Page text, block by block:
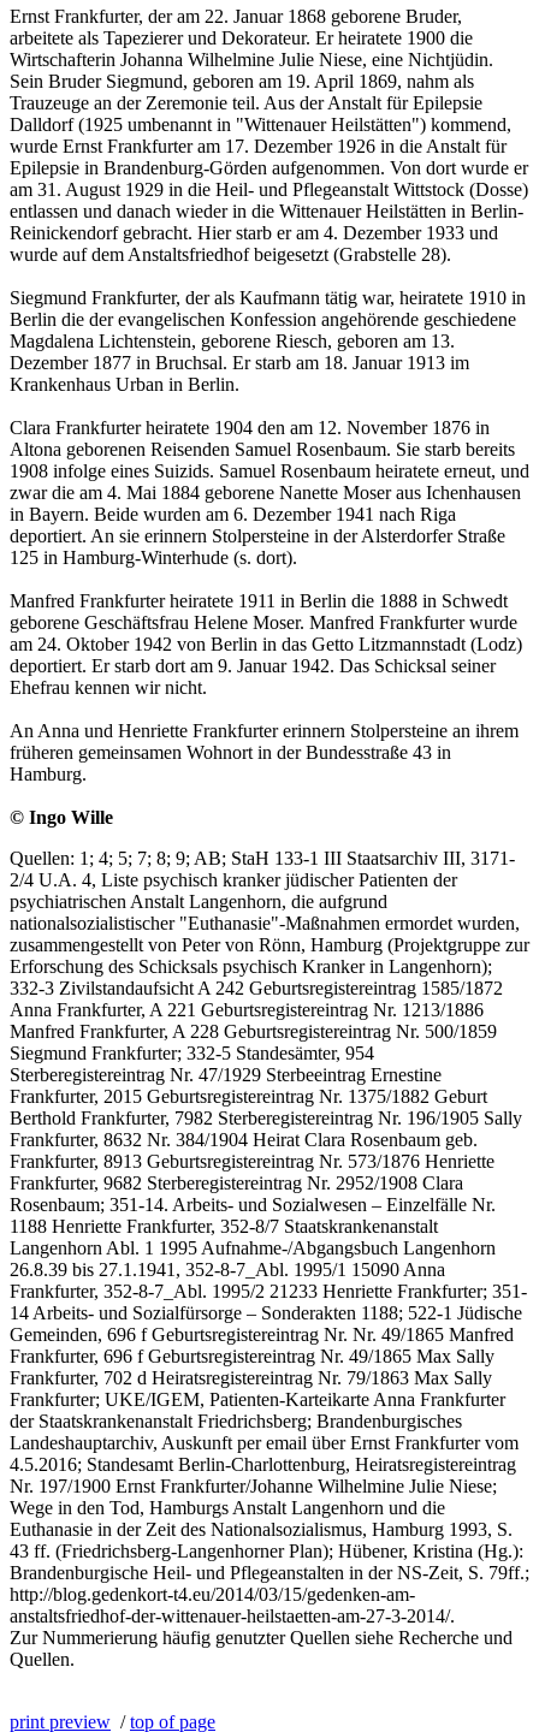
Ernst Frankfurter, der am 22. Januar 1868 geborene Bruder,
arbeitete als Tapezierer und Dekorateur. Er heiratete 1900 die
Wirtschafterin Johanna Wilhelmine Julie Niese, eine Nichtjüdin.
Sein Bruder Siegmund, geboren am 19. April 1869, nahm als
Trauzeuge an der Zeremonie teil. Aus der Anstalt für Epilepsie
Dalldorf (1925 umbenannt in "Wittenauer Heilstätten") kommend,
wurde Ernst Frankfurter am 17. Dezember 1926 in die Anstalt für
Epilepsie in Brandenburg-Görden aufgenommen. Von dort wurde er
am 31. August 1929 in die Heil- und Pflegeanstalt Wittstock (Dosse)
entlassen und danach wieder in die Wittenauer Heilstätten in Berlin-
Reinickendorf gebracht. Hier starb er am 4. Dezember 1933 und
wurde auf dem Anstaltsfriedhof beigesetzt (Grabstelle 28).
Siegmund Frankfurter, der als Kaufmann tätig war, heiratete 1910 in
Berlin die der evangelischen Konfession angehörende geschiedene
Magdalena Lichtenstein, geborene Riesch, geboren am 13.
Dezember 1877 in Bruchsal. Er starb am 18. Januar 1913 im
Krankenhaus Urban in Berlin.
Clara Frankfurter heiratete 1904 den am 12. November 1876 in
Altona geborenen Reisenden Samuel Rosenbaum. Sie starb bereits
1908 infolge eines Suizids. Samuel Rosenbaum heiratete erneut, und
zwar die am 4. Mai 1884 geborene Nanette Moser aus Ichenhausen
in Bayern. Beide wurden am 6. Dezember 1941 nach Riga
deportiert. An sie erinnern Stolpersteine in der Alsterdorfer Straße
125 in Hamburg-Winterhude (s. dort).
Manfred Frankfurter heiratete 1911 in Berlin die 1888 in Schwedt
geborene Geschäftsfrau Helene Moser. Manfred Frankfurter wurde
am 24. Oktober 1942 von Berlin in das Getto Litzmannstadt (Lodz)
deportiert. Er starb dort am 9. Januar 1942. Das Schicksal seiner
Ehefrau kennen wir nicht.
An Anna und Henriette Frankfurter erinnern Stolpersteine an ihrem
früheren gemeinsamen Wohnort in der Bundesstraße 43 in
Hamburg.
© Ingo Wille
Quellen: 1; 4; 5; 7; 8; 9; AB; StaH 133-1 III Staatsarchiv III, 3171-
2/4 U.A. 4, Liste psychisch kranker jüdischer Patienten der
psychiatrischen Anstalt Langenhorn, die aufgrund
nationalsozialistischer "Euthanasie"-Maßnahmen ermordet wurden,
zusammengestellt von Peter von Rönn, Hamburg (Projektgruppe zur
Erforschung des Schicksals psychisch Kranker in Langenhorn);
332-3 Zivilstandaufsicht A 242 Geburtsregistereintrag 1585/1872
Anna Frankfurter, A 221 Geburtsregistereintrag Nr. 1213/1886
Manfred Frankfurter, A 228 Geburtsregistereintrag Nr. 500/1859
Siegmund Frankfurter; 332-5 Standesämter, 954
Sterberegistereintrag Nr. 47/1929 Sterbeeintrag Ernestine
Frankfurter, 2015 Geburtsregistereintrag Nr. 1375/1882 Geburt
Berthold Frankfurter, 7982 Sterberegistereintrag Nr. 196/1905 Sally
Frankfurter, 8632 Nr. 384/1904 Heirat Clara Rosenbaum geb.
Frankfurter, 8913 Geburtsregistereintrag Nr. 573/1876 Henriette
Frankfurter, 9682 Sterberegistereintrag Nr. 2952/1908 Clara
Rosenbaum; 351-14. Arbeits- und Sozialwesen – Einzelfälle Nr.
1188 Henriette Frankfurter, 352-8/7 Staatskrankenanstalt
Langenhorn Abl. 1 1995 Aufnahme-/Abgangsbuch Langenhorn
26.8.39 bis 27.1.1941, 352-8-7_Abl. 1995/1 15090 Anna
Frankfurter, 352-8-7_Abl. 1995/2 21233 Henriette Frankfurter; 351-
14 Arbeits- und Sozialfürsorge – Sonderakten 1188; 522-1 Jüdische
Gemeinden, 696 f Geburtsregistereintrag Nr. Nr. 49/1865 Manfred
Frankfurter, 696 f Geburtsregistereintrag Nr. 49/1865 Max Sally
Frankfurter, 702 d Heiratsregistereintrag Nr. 79/1863 Max Sally
Frankfurter; UKE/IGEM, Patienten-Karteikarte Anna Frankfurter
der Staatskrankenanstalt Friedrichsberg; Brandenburgisches
Landeshauptarchiv, Auskunft per email über Ernst Frankfurter vom
4.5.2016; Standesamt Berlin-Charlottenburg, Heiratsregistereintrag
Nr. 197/1900 Ernst Frankfurter/Johanne Wilhelmine Julie Niese;
Wege in den Tod, Hamburgs Anstalt Langenhorn und die
Euthanasie in der Zeit des Nationalsozialismus, Hamburg 1993, S.
43 ff. (Friedrichsberg-Langenhorner Plan); Hübener, Kristina (Hg.):
Brandenburgische Heil- und Pflegeanstalten in der NS-Zeit, S. 79ff.;
http://blog.gedenkort-t4.eu/2014/03/15/gedenken-am-
anstaltsfriedhof-der-wittenauer-heilstaetten-am-27-3-2014/.
Zur Nummerierung häufig genutzter Quellen siehe Recherche und
Quellen.
print preview /top of page